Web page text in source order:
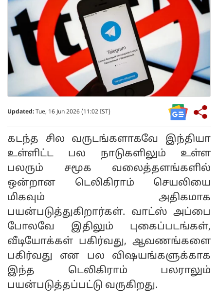
Updated: Tue, 16 Jun 2026 (11:02 IST)
கடந்த சில வருடங்களாகவே இந்தியா
உள்ளிட்ட பல நாடுகளிலும் உள்ள
பலரும் சமூக வலைத்தளங்களில்
ஒன்றான டெலிகிராம் செயலியை
மிகவும் அதிகமாக
பயன்படுத்துகிறார்கள். வாட்ஸ் அப்பை
போலவே இதிலும் புகைப்படங்கள்,
வீடியோக்கள் பகிர்வது, ஆவணங்களை
பகிர்வது என பல விஷயங்களுக்காக
இந்த டெலிகிராம் பலராலும்
பயன்படுத்தப்பட்டு வருகிறது.